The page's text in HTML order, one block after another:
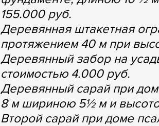
155.000 руб.
Деревянная штакетная
протяжением 40 м при
Деревянный забор на
стоимостью 4.000 руб.
Деревянный сарай при
8 м шириною 5½ м и
Второй сарай при доме